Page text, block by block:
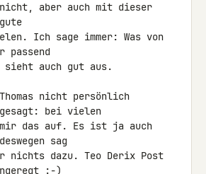
aber auch mit dieser
Ich sage immer: Was von
passend
auch gut aus.
nicht persönlich
bei vielen
das auf. Es ist ja auch
sag
nichts dazu. Teo Derix Post
:-)